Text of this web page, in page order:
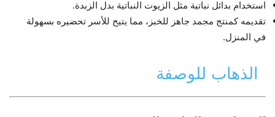
استخدام بدائل نباتية مثل الزيوت النباتية بدل الزبدة.
تقديمه كمنتج مجمد جاهز للخبز، مما يتيح للأسر تحضيره بسهولة
في المنزل.
الذهاب للوصفة